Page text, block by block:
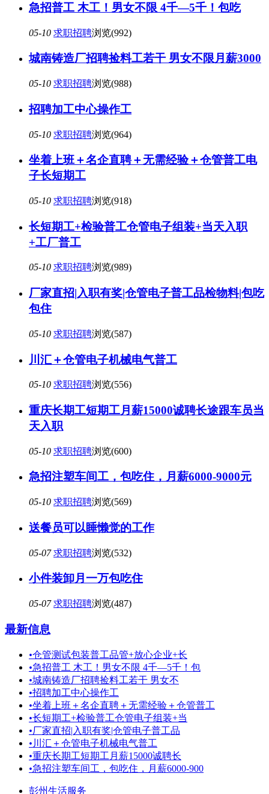
急招普工 木工！男女不限 4千—5千！包吃
05-10 求职招聘浏览(992)
城南铸造厂招聘捡料工若干 男女不限月薪3000
05-10 求职招聘浏览(988)
招聘加工中心操作工
05-10 求职招聘浏览(964)
坐着上班＋名企直聘＋无需经验＋仓管普工电
子长短期工
05-10 求职招聘浏览(918)
长短期工+检验普工仓管电子组装+当天入职
+工厂普工
05-10 求职招聘浏览(989)
厂家直招|入职有奖|仓管电子普工品检物料|包吃
包住
05-10 求职招聘浏览(587)
川汇＋仓管电子机械电气普工
05-10 求职招聘浏览(556)
重庆长期工短期工月薪15000诚聘长途跟车员当
天入职
05-10 求职招聘浏览(600)
急招注塑车间工，包吃住，月薪6000-9000元
05-10 求职招聘浏览(569)
送餐员可以睡懒觉的工作
05-07 求职招聘浏览(532)
小件装卸月一万包吃住
05-07 求职招聘浏览(487)
最新信息
•仓管测试包装普工品管+放心企业+长
•急招普工 木工！男女不限 4千—5千！包
•城南铸造厂招聘捡料工若干 男女不
•招聘加工中心操作工
•坐着上班＋名企直聘＋无需经验＋仓管普工
•长短期工+检验普工仓管电子组装+当
•厂家直招|入职有奖|仓管电子普工品
• 川汇＋仓管电子机械电气普工
•重庆长期工短期工月薪15000诚聘长
•急招注塑车间工，包吃住，月薪6000-900
彭州生活服务